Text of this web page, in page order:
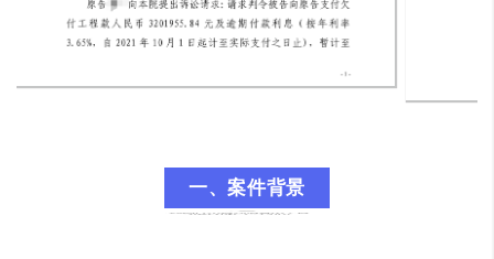
一、案件背景